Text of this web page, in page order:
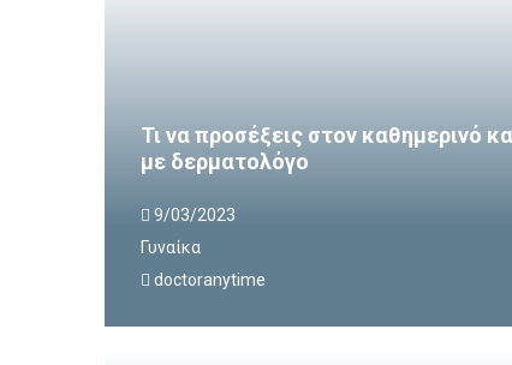
Τι να προσέξεις στον
με δερματολόγο
9/03/2023
Γυναίκα
doctoranytime